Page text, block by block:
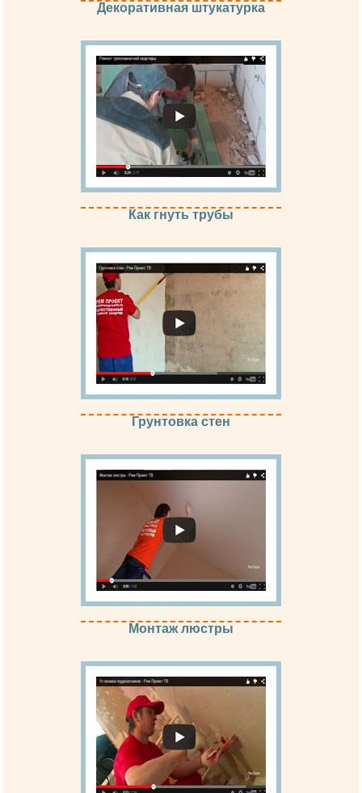
Декоративная штукатурка
Как гнуть трубы
Грунтовка стен
Монтаж люстры